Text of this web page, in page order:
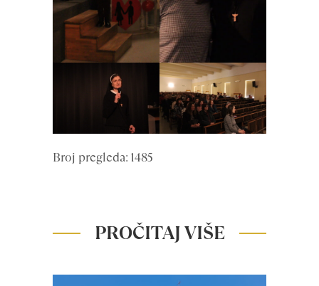
Broj pregleda: 1485
PROČITAJ VIŠE